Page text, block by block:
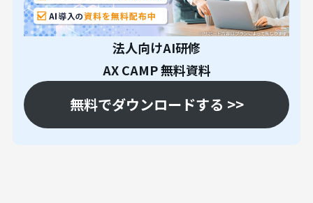
法人向けAI研修
AX CAMP 無料資料
無料でダウンロードする >>